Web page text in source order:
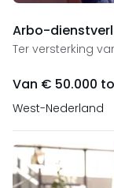
Arbo-
Ter versterking
Van € 50.000
West-Nederland